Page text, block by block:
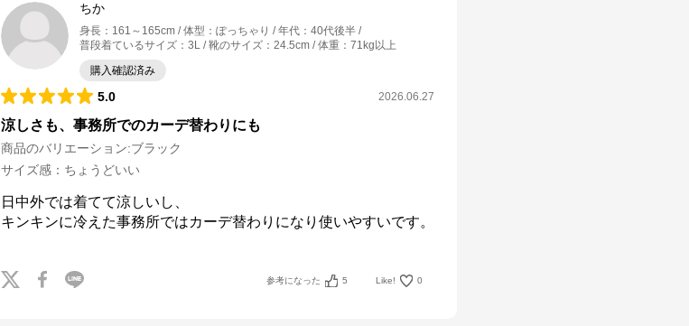
ちか
身長 ： 161～165cm 体型 ： ぽっちゃり 年代 ： 40代後半
普段着ているサイズ ： 3L 靴のサイズ ： 24.5cm 体重 ： 71kg以上
購入確認済み
5.0 2026.06.27
涼しさも、事務所でのカーデ替わりにも
商品のバリエーション:ブラック
サイズ感 ： ちょうどいい
日中外では着てて涼しいし、
キンキンに冷えた事務所ではカーデ替わりになり使いやすいです。
参考になった 5 Like! 0
Honeys